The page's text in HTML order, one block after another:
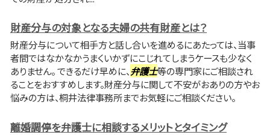
財産分与の対象となる夫婦の共有財産とは？
財産分与について相手方と話し合いを進めるにあたっては、当事
者間ではなかなかうまくいかずにこじれてしまうケースも少なく
ありません。 できるだけ早めに、 弁護士等の専門家にご相談され
ることをおすすめします。財産分与に関して不安がおありの方やお
悩みの方は、桐井法律事務所までお気軽にご相談ください。
離婚調停を弁護士に相談するメリットとタイミング